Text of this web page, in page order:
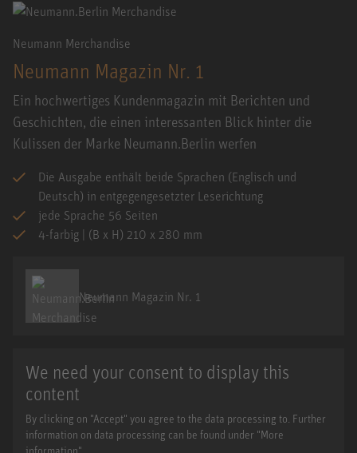
Neumann Merchandise
Neumann Magazin Nr. 1
Ein hochwertiges Kundenmagazin mit Berichten und
Geschichten, die einen interessanten Blick hinter die
Kulissen der Marke Neumann.Berlin werfen
Die Ausgabe enthält beide Sprachen (Englisch und
Deutsch) in entgegengesetzter Leserichtung
jede Sprache 56 Seiten
4-farbig | (B x H) 210 x 280 mm
Neumann Magazin Nr. 1
We need your consent to display this
content
By clicking on "Accept" you agree to the data processing to. Further
information on data processing can be found under "More